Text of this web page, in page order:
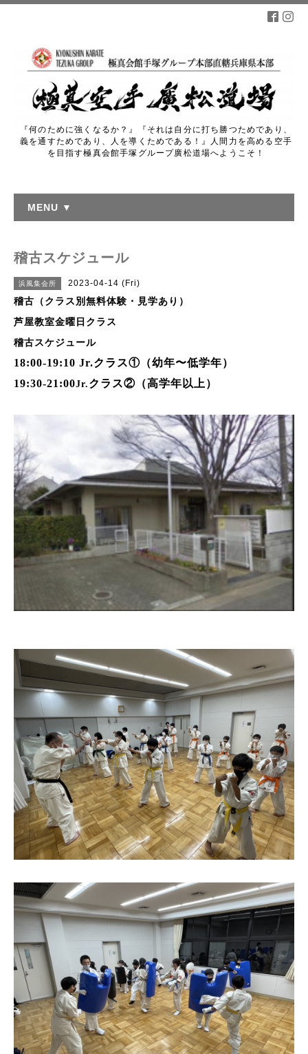
『何のために強くなるか？』『それは自分に打ち勝つためであり、
義を通すためであり、人を導くためである！』人間力を高める空手
を目指す極真会館手塚グループ廣松道場へようこそ！
MENU ▼
稽古スケジュール
浜風集会所 2023-04-14 (Fri)
稽古（クラス別無料体験・見学あり）
芦屋教室金曜日クラス
稽古スケジュール
18:00-19:10 Jr.クラス①（幼年〜低学年）
19:30-21:00Jr. クラス②（高学年以上）